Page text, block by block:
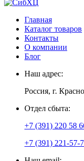
Главная
Каталог товаров
Контакты
О компании
Блог
Наш адрес:
Россия, г.
Отдел сбыта:
+7 (391) 220 58
+7 (391) 221-57-